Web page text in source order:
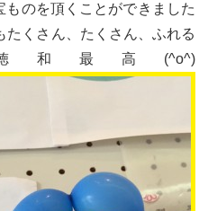
のを頂くことができました
くさん、たくさん、ふれる
最高(^o^)